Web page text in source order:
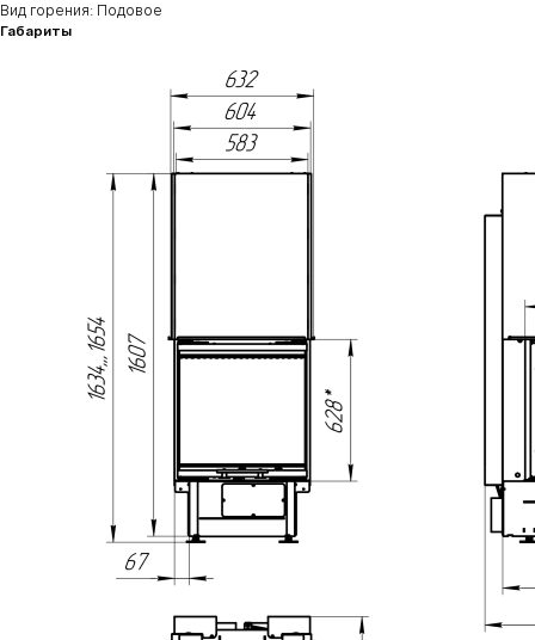
Вид горения: Подовое
Габариты